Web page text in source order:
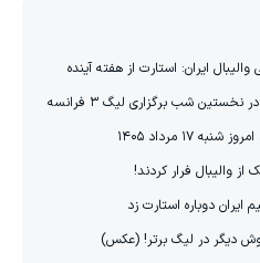
ایران: استارت از هفته آینده
نخستین شب برگزاری لیگ ۳ فرانسه
۱۷ مرداد ۱۴۰۵
از والیبال فرار کردند!
ایران دوباره استارت زد
دیگر در لیگ برتر! (عکس)